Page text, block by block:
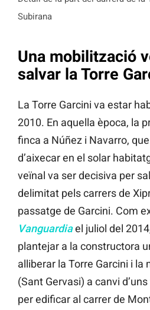
Subirana
Una mobilització
salvar la Torre
La Torre Garcini va estar
2010. En aquella època, la
finca a Núñez i Navarro,
d’aixecar en el solar
veïnal va ser decisiva per
delimitat pels carrers de
passatge de Garcini. Com
Vanguardiael juliol del
plantejar a la constructora
alliberar la Torre Garcini i la
(Sant Gervasi) a canvi
per edificar al carrer de